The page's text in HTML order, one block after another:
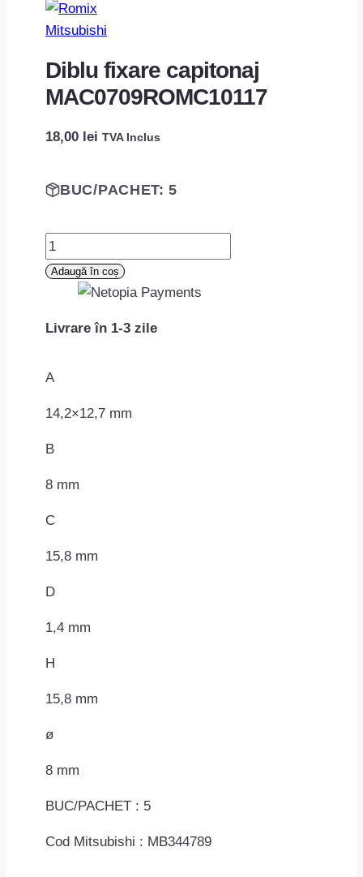
Mitsubishi
Diblu fixare capitonaj
MAC0709ROMC10117
18,00 lei TVA Inclus
BUC/PACHET: 5
Cantitate
Diblu
fixare
MAC0709ROMC10117
Adaugă în coș
Livrare în 1-3 zile
A
14,2×12,7 mm
B
8 mm
C
15,8 mm
D
1,4 mm
H
15,8 mm
ø
8 mm
BUC/PACHET : 5
Cod Mitsubishi : MB344789